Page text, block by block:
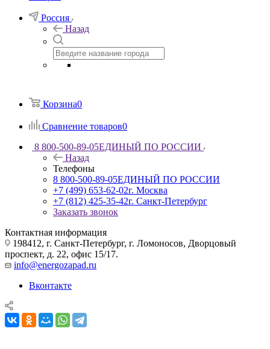
Россия
Назад
Корзина0
Сравнение товаров0
8 800-500-89-05ЕДИНЫЙ ПО РОССИИ
Назад
Телефоны
8 800-500-89-05ЕДИНЫЙ ПО РОССИИ
+7 (499) 653-62-02г. Москва
+7 (812) 425-35-42г. Санкт-Петербург
Заказать звонок
Контактная информация
198412, г. Санкт-Петербург, г. Ломоносов, Дворцовый
проспект, д. 22, офис 15/17.
info@energozapad.ru
Вконтакте